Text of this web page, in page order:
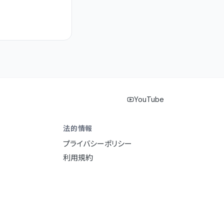
YouTube
法的情報
プライバシーポリシー
利用規約